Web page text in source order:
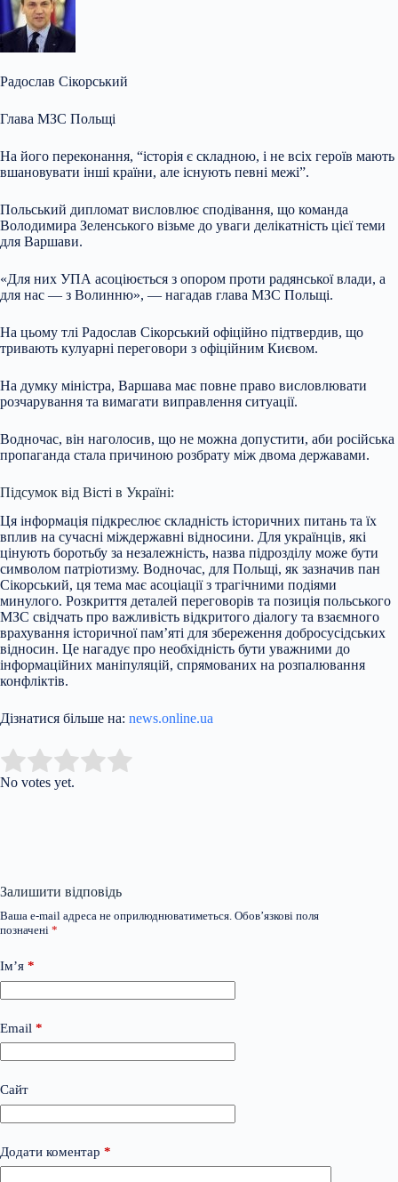
Радослав Сікорський
Глава МЗС Польщі
На його переконання, “історія є складною, і не всіх героїв мають
вшановувати інші країни, але існують певні межі”.
Польський дипломат висловлює сподівання, що команда
Володимира Зеленського візьме до уваги делікатність цієї теми
для Варшави.
«Для них УПА асоціюється з опором проти радянської влади, а
для нас — з Волинню», — нагадав глава МЗС Польщі.
На цьому тлі Радослав Сікорський офіційно підтвердив, що
тривають кулуарні переговори з офіційним Києвом.
На думку міністра, Варшава має повне право висловлювати
розчарування та вимагати виправлення ситуації.
Водночас, він наголосив, що не можна допустити, аби російська
пропаганда стала причиною розбрату між двома державами.
Підсумок від Вісті в Україні:
Ця інформація підкреслює складність історичних питань та їх
вплив на сучасні міждержавні відносини. Для українців, які
цінують боротьбу за незалежність, назва підрозділу може бути
символом патріотизму. Водночас, для Польщі, як зазначив пан
Сікорський, ця тема має асоціації з трагічними подіями
минулого. Розкриття деталей переговорів та позиція польського
МЗС свідчать про важливість відкритого діалогу та взаємного
врахування історичної пам’яті для збереження добросусідських
відносин. Це нагадує про необхідність бути уважними до
інформаційних маніпуляцій, спрямованих на розпалювання
конфліктів.
Дізнатися більше на: news.online.ua
Rate this item:
No votes yet.
Залишити відповідь
Ваша e-mail адреса не оприлюднюватиметься. Обов’язкові поля
позначені *
Ім’я *
Email *
Сайт
Додати коментар *